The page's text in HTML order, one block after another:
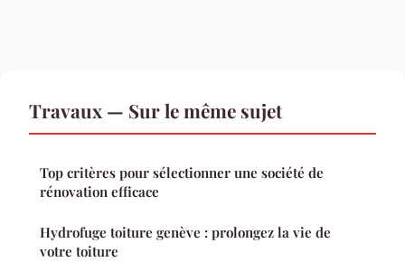
Travaux — Sur le même sujet
Top critères pour sélectionner une société de
rénovation efficace
Hydrofuge toiture genève : prolongez la vie de
votre toiture